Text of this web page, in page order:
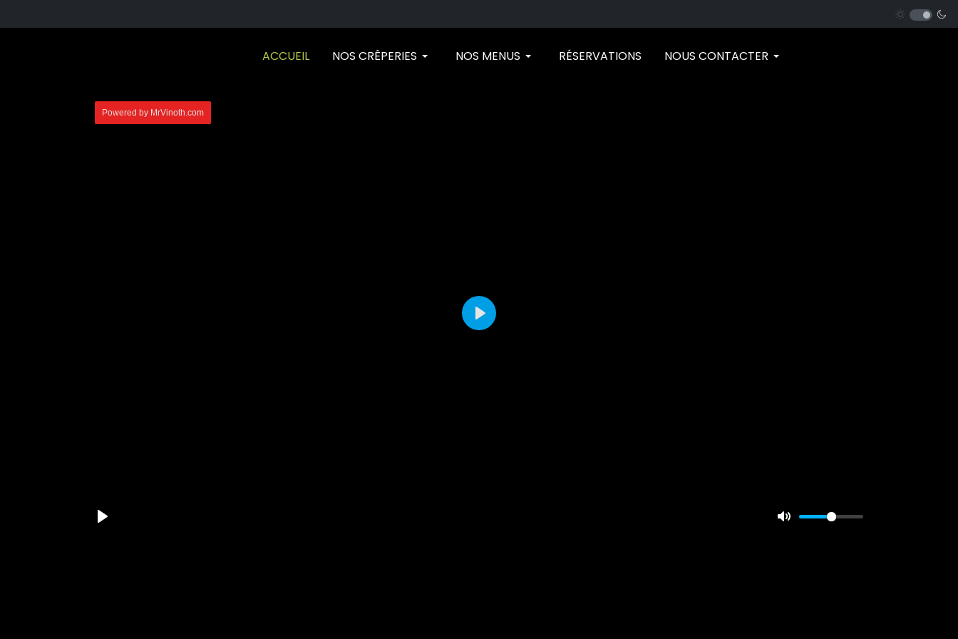
ACCUEIL NOS CRÊPERIES NOS MENUS RÉSERVATIONS NOUS CONTACTER